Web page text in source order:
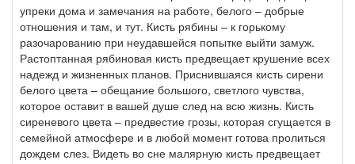
упреки дома и замечания на работе, белого – добрые
отношения и там, и тут. Кисть рябины – к горькому
разочарованию при неудавшейся попытке выйти замуж.
Растоптанная рябиновая кисть предвещает крушение всех
надежд и жизненных планов. Приснившаяся кисть сирени
белого цвета – обещание большого, светлого чувства,
которое оставит в вашей душе след на всю жизнь. Кисть
сиреневого цвета – предвестие грозы, которая сгущается в
семейной атмосфере и в любой момент готова пролиться
дождем слез. Видеть во сне малярную кисть предвещает